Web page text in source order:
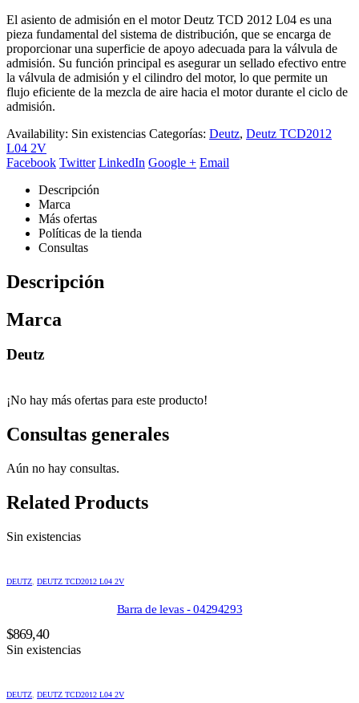
El asiento de admisión en el motor Deutz TCD 2012 L04 es una
pieza fundamental del sistema de distribución, que se encarga de
proporcionar una superficie de apoyo adecuada para la válvula de
admisión. Su función principal es asegurar un sellado efectivo entre
la válvula de admisión y el cilindro del motor, lo que permite un
flujo eficiente de la mezcla de aire hacia el motor durante el ciclo de
admisión.
Availability: Sin existencias Categorías: Deutz, Deutz TCD2012
L04 2V
Facebook Twitter LinkedIn Google + Email
Descripción
Marca
Más ofertas
Políticas de la tienda
Consultas
Descripción
Marca
Deutz
¡No hay más ofertas para este producto!
Consultas generales
Aún no hay consultas.
Related Products
Sin existencias
DEUTZ DEUTZ TCD2012 L04 2V
Barra de levas - 04294293
$869,40
Sin existencias
DEUTZ DEUTZ TCD2012 L04 2V